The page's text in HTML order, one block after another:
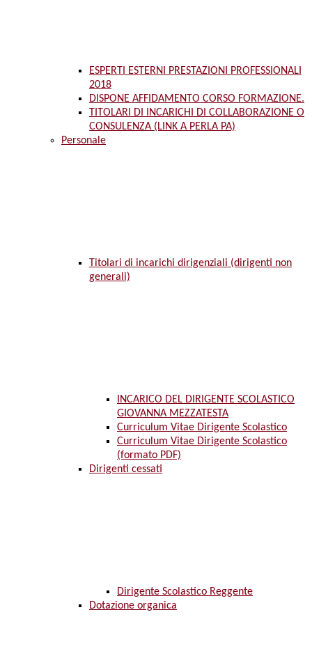
ESPERTI ESTERNI PRESTAZIONI PROFESSIONALI
2018
DISPONE AFFIDAMENTO CORSO FORMAZIONE.
TITOLARI DI INCARICHI DI COLLABORAZIONE O
CONSULENZA (LINK A PERLA PA)
Personale
Titolari di incarichi dirigenziali (dirigenti non
generali)
INCARICO DEL DIRIGENTE SCOLASTICO
GIOVANNA MEZZATESTA
Curriculum Vitae Dirigente Scolastico
Curriculum Vitae Dirigente Scolastico
(formato PDF)
Dirigenti cessati
Dirigente Scolastico Reggente
Dotazione organica